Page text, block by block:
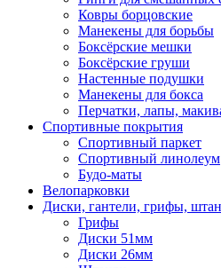
Ковры борцовские
Манекены для борьбы
Боксёрские мешки
Боксёрские груши
Настенные подушки
Манекены для бокса
Перчатки, лапы,
Спортивные покрытия
Спортивный паркет
Спортивный линолеум
Будо-маты
Велопарковки
Диски, гантели, грифы,
Грифы
Диски 51мм
Диски 26мм